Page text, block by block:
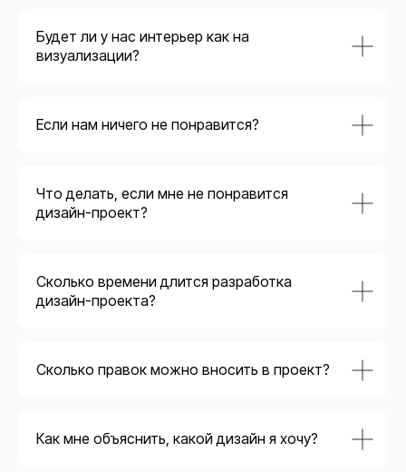
Будет ли у нас интерьер как на
визуализации?
Если нам ничего не понравится?
Что делать, если мне не понравится
дизайн-проект?
Сколько времени длится разработка
дизайн-проекта?
Сколько правок можно вносить в проект?
Как мне объяснить, какой дизайн я хочу?